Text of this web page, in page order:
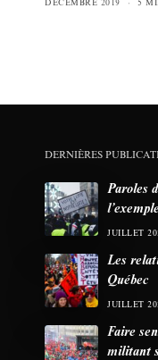
DERNIÈRES
Paroles
JUILLET
Les
Québec
JUILLET
Faire
militant